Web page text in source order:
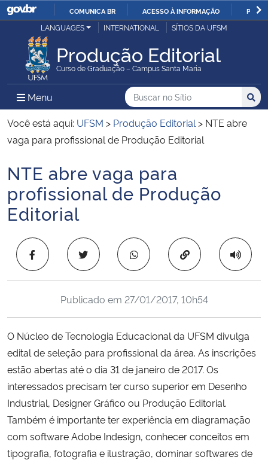
IR
O
COMUNICA BR ACESSO À INFORMAÇÃO
Ministério da Justiça e Segurança Pública
Ministério da Defesa
Ministério das Relações Exteriores
Ministério da Infraestrutura
Ministério da Agricultura, Pecuária e Abastecimento
Ministério da Educação
Ministério de Minas e Energia
Ministério da Ciência, Tecnologia, Inovações e Comunicações
Ministério do Meio Ambiente
Ministério do Turismo
LANGUAGES INTERNATIONAL SÍTIOS DA UFSM
Produção Editorial
Curso de Graduação – Campus Santa Maria
Menu Menu Principal do Sítio
Busca
Buscar no no Sítio
Busca:
Você está aqui: UFSM > Produção Editorial > NTE abre
vaga para profissional de Produção Editorial
Início do conteúdo
NTE abre vaga para
profissional de Produção
Editorial
Copiar para área
Publicado em 27/01/2017, 10h54
O Núcleo de Tecnologia Educacional da UFSM divulga
edital de seleção para profissional da área. As inscrições
estão abertas até o dia 31 de janeiro de 2017. Os
interessados precisam ter curso superior em Desenho
Industrial, Designer Gráfico ou Produção Editorial.
Também é importante ter experiência em diagramação
com software Adobe Indesign, conhecer conceitos em
tipografia, fotografia e ilustração, dominar softwares de